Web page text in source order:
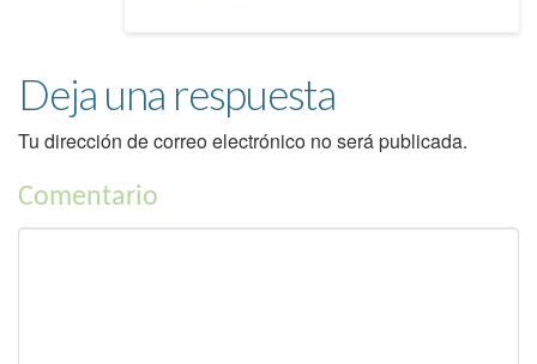
Deja una respuesta
Tu dirección de correo electrónico no será publicada.
Comentario